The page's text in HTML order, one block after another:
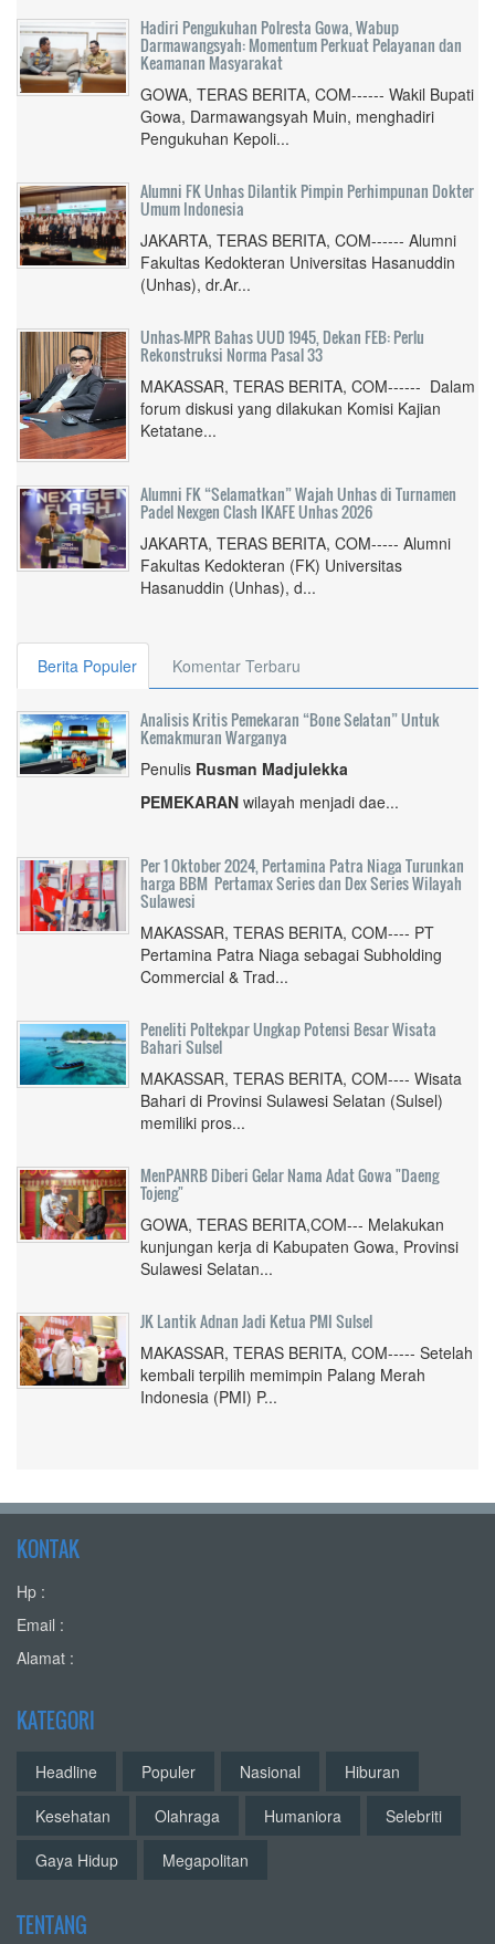
Hadiri Pengukuhan Polresta Gowa, Wabup
Darmawangsyah: Momentum Perkuat Pelayanan dan
Keamanan Masyarakat
GOWA, TERAS BERITA, COM------ Wakil Bupati
Gowa, Darmawangsyah Muin, menghadiri
Pengukuhan Kepoli...
Alumni FK Unhas Dilantik Pimpin Perhimpunan Dokter
Umum Indonesia
JAKARTA, TERAS BERITA, COM------ Alumni
Fakultas Kedokteran Universitas Hasanuddin
(Unhas), dr.Ar...
Unhas-MPR Bahas UUD 1945, Dekan FEB: Perlu
Rekonstruksi Norma Pasal 33
MAKASSAR, TERAS BERITA, COM------ Dalam
forum diskusi yang dilakukan Komisi Kajian
Ketatane...
Alumni FK “Selamatkan” Wajah Unhas di Turnamen
Padel Nexgen Clash IKAFE Unhas 2026
JAKARTA, TERAS BERITA, COM----- Alumni
Fakultas Kedokteran (FK) Universitas
Hasanuddin (Unhas), d...
Berita Populer Komentar Terbaru
Analisis Kritis Pemekaran “Bone Selatan” Untuk
Kemakmuran Warganya
Penulis Rusman Madjulekka
PEMEKARAN wilayah menjadi dae...
Per 1 Oktober 2024, Pertamina Patra Niaga Turunkan
harga BBM Pertamax Series dan Dex Series Wilayah
Sulawesi
MAKASSAR, TERAS BERITA, COM---- PT
Pertamina Patra Niaga sebagai Subholding
Commercial & Trad...
Peneliti Poltekpar Ungkap Potensi Besar Wisata
Bahari Sulsel
MAKASSAR, TERAS BERITA, COM---- Wisata
Bahari di Provinsi Sulawesi Selatan (Sulsel)
memiliki pros...
MenPANRB Diberi Gelar Nama Adat Gowa "Daeng
Tojeng"
GOWA, TERAS BERITA,COM--- Melakukan
kunjungan kerja di Kabupaten Gowa, Provinsi
Sulawesi Selatan...
JK Lantik Adnan Jadi Ketua PMI Sulsel
MAKASSAR, TERAS BERITA, COM----- Setelah
kembali terpilih memimpin Palang Merah
Indonesia (PMI) P...
KONTAK
Hp :
Email :
Alamat :
KATEGORI
Headline Populer Nasional
Hiburan
Kesehatan
Olahraga Humaniora
Selebriti
Gaya Hidup
Megapolitan
TENTANG